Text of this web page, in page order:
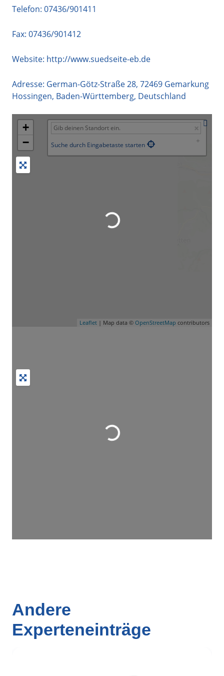
Telefon: 07436/901411
Fax: 07436/901412
Website: http://www.suedseite-eb.de
Adresse: German-Götz-Straße 28, 72469 Gemarkung
Hossingen, Baden-Württemberg, Deutschland
+
−
Suche durch Eingabetaste starten
Leaflet | Map data © OpenStreetMap contributors
Wird geladen …
Andere
Experteneinträge